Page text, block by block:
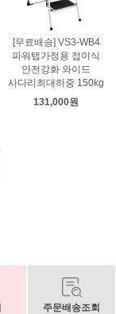
[무료배송] VS3-WB4
파워텝가정용 접이식
안전강화 와이드
사다리최대하중 150kg
131,000원
주문배송조회